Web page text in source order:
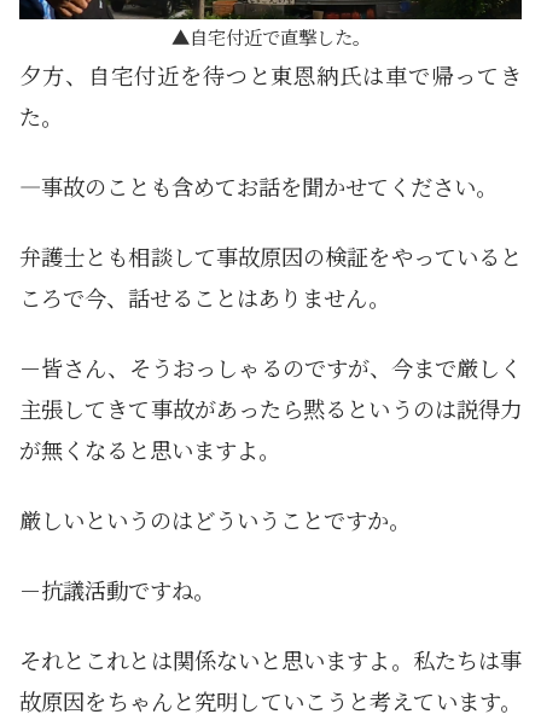
自宅付近で直撃した。
夕方、自宅付近を待つと東恩納氏は車で帰ってき
た。
—事故のことも含めてお話を聞かせてください。
弁護士とも相談して事故原因の検証をやっていると
ころで今、話せることはありません。
－皆さん、そうおっしゃるのですが、今まで厳しく
主張してきて事故があったら黙るというのは説得力
が無くなると思いますよ。
厳しいというのはどういうことですか。
－抗議活動ですね。
それとこれとは関係ないと思いますよ。私たちは事
故原因をちゃんと究明していこうと考えています。